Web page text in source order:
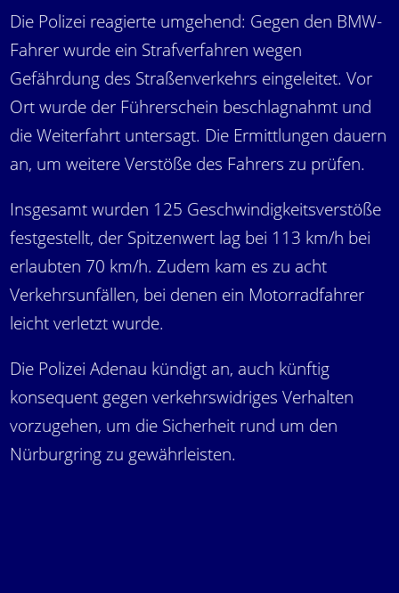
Die Polizei reagierte umgehend: Gegen den BMW-
Fahrer wurde ein Strafverfahren wegen
Gefährdung des Straßenverkehrs eingeleitet. Vor
Ort wurde der Führerschein beschlagnahmt und
die Weiterfahrt untersagt. Die Ermittlungen dauern
an, um weitere Verstöße des Fahrers zu prüfen.
Insgesamt wurden 125 Geschwindigkeitsverstöße
festgestellt, der Spitzenwert lag bei 113 km/h bei
erlaubten 70 km/h. Zudem kam es zu acht
Verkehrsunfällen, bei denen ein Motorradfahrer
leicht verletzt wurde.
Die Polizei Adenau kündigt an, auch künftig
konsequent gegen verkehrswidriges Verhalten
vorzugehen, um die Sicherheit rund um den
Nürburgring zu gewährleisten.